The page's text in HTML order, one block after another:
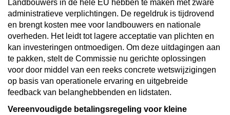
Landbouwers in de hele EU hebben te maken met zware
administratieve verplichtingen. De regeldruk is tijdrovend
en brengt kosten mee voor landbouwers en nationale
overheden. Het leidt tot lagere acceptatie van plichten en
kan investeringen ontmoedigen. Om deze uitdagingen aan
te pakken, stelt de Commissie nu gerichte oplossingen
voor door middel van een reeks concrete wetswijzigingen
op basis van operationele ervaring en uitgebreide
feedback van belanghebbenden en lidstaten.
Vereenvoudigde betalingsregeling voor kleine